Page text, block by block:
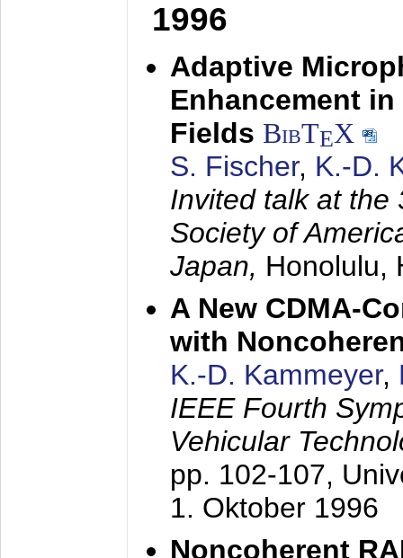
1996
Adaptive
Enhancement
Fields BibTEX
S. Fischer, K.-D.
Invited talk at the
Society of
Japan, Honolulu,
A New CDMA-
with
K.-D. Kammeyer,
IEEE Fourth
Vehicular
pp. 102-107,
1. Oktober 1996
Noncoherent